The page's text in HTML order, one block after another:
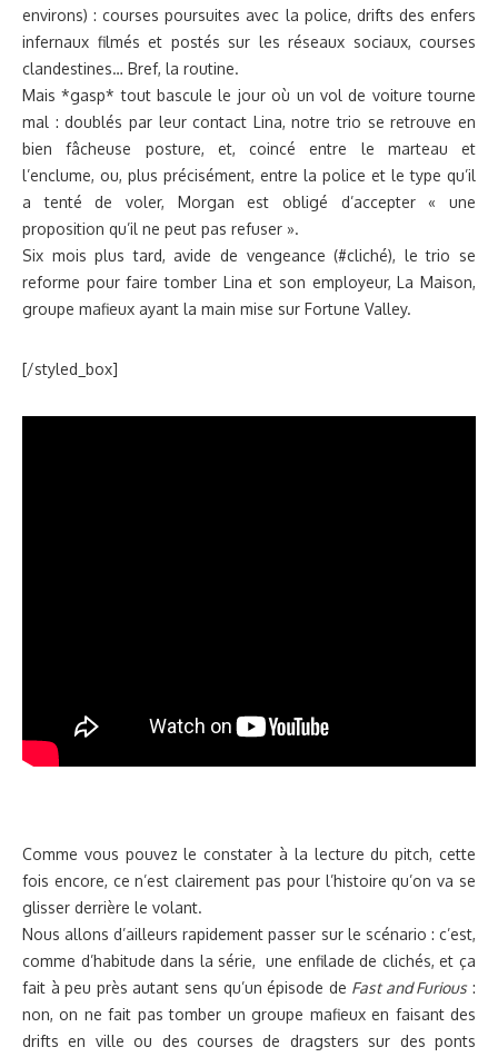
environs) : courses poursuites avec la police, drifts des enfers
infernaux filmés et postés sur les réseaux sociaux, courses
clandestines… Bref, la routine.
Mais *gasp* tout bascule le jour où un vol de voiture tourne
mal : doublés par leur contact Lina, notre trio se retrouve en
bien fâcheuse posture, et, coincé entre le marteau et
l’enclume, ou, plus précisément, entre la police et le type qu’il
a tenté de voler, Morgan est obligé d’accepter « une
proposition qu’il ne peut pas refuser ».
Six mois plus tard, avide de vengeance (#cliché), le trio se
reforme pour faire tomber Lina et son employeur, La Maison,
groupe mafieux ayant la main mise sur Fortune Valley.
[/styled_box]
Comme vous pouvez le constater à la lecture du pitch, cette
fois encore, ce n’est clairement pas pour l’histoire qu’on va se
glisser derrière le volant.
Nous allons d’ailleurs rapidement passer sur le scénario : c’est,
comme d’habitude dans la série, une enfilade de clichés, et ça
fait à peu près autant sens qu’un épisode de Fast and Furious :
non, on ne fait pas tomber un groupe mafieux en faisant des
drifts en ville ou des courses de dragsters sur des ponts